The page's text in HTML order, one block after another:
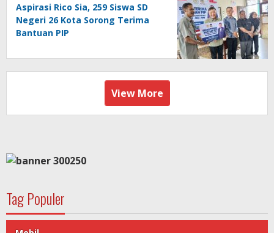
Aspirasi Rico Sia, 259 Siswa SD
Negeri 26 Kota Sorong Terima
Bantuan PIP
View More
Tag Populer